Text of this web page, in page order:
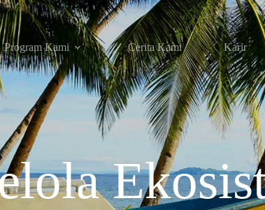
Program Kami Cerita Kami Karir